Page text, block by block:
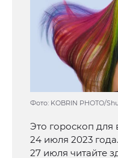
Фото: KOBRIN PHOTO/
Это гороскоп для
24 июля 2023
27 июля читайте